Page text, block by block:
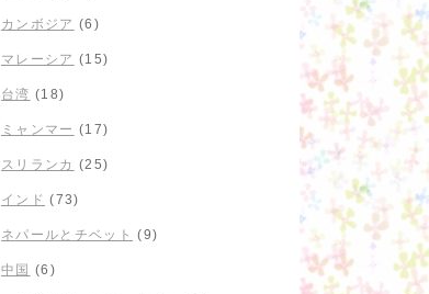
カンボジア (6)
マレーシア (15)
台湾 (18)
ミャンマー (17)
スリランカ (25)
インド (73)
ネパールとチベット (9)
中国 (6)